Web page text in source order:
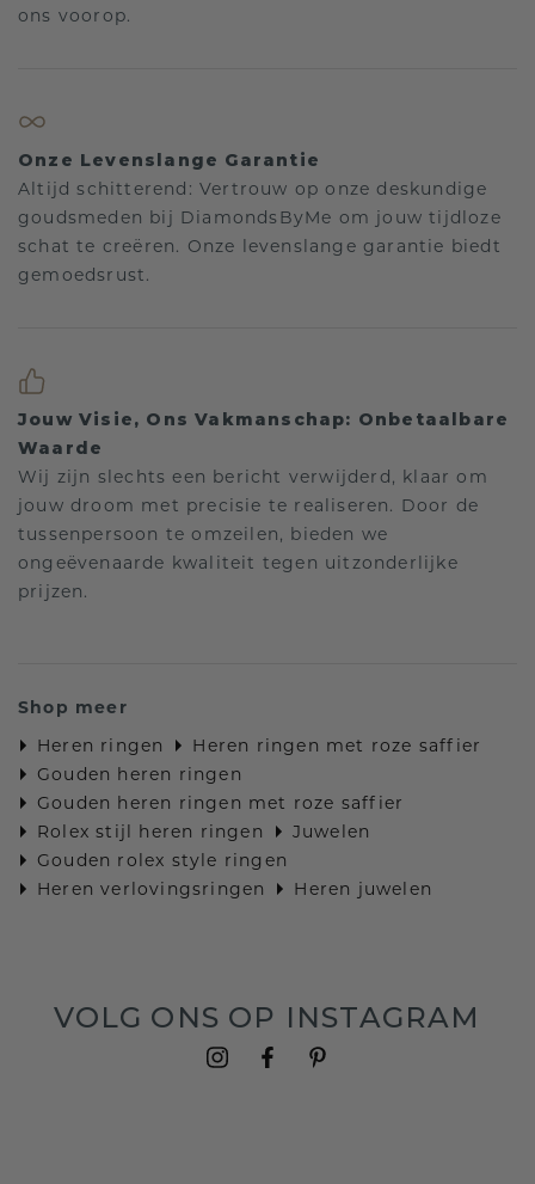
ons voorop.
Onze Levenslange Garantie
Altijd schitterend: Vertrouw op onze deskundige
goudsmeden bij DiamondsByMe om jouw tijdloze
schat te creëren. Onze levenslange garantie biedt
gemoedsrust.
Jouw Visie, Ons Vakmanschap: Onbetaalbare
Waarde
Wij zijn slechts een bericht verwijderd, klaar om
jouw droom met precisie te realiseren. Door de
tussenpersoon te omzeilen, bieden we
ongeëvenaarde kwaliteit tegen uitzonderlijke
prijzen.
Shop meer
Heren ringen
Heren ringen met roze saffier
Gouden heren ringen
Gouden heren ringen met roze saffier
Rolex stijl heren ringen
Juwelen
Gouden rolex style ringen
Heren verlovingsringen
Heren juwelen
VOLG ONS OP INSTAGRAM